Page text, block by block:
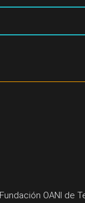
OANI de